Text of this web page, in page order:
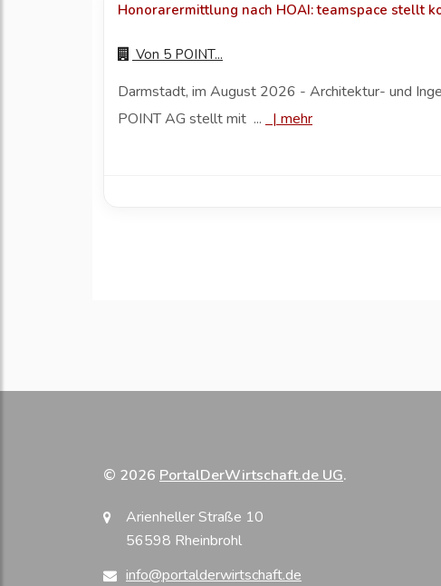
Honorarermittlung nach HOAI: teamspace stellt
Von 5 POINT...
Darmstadt, im August 2026 - Architektur- und
POINT AG stellt mit ... |mehr
© 2026 PortalDerWirtschaft.de UG.
Arienheller Straße 10
56598 Rheinbrohl
info@portalderwirtschaft.de